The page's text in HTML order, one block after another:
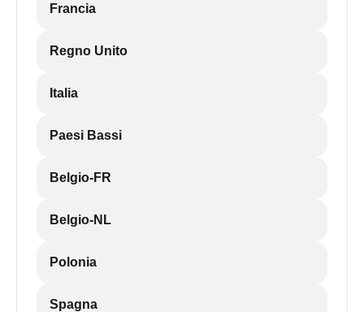
Francia
Regno Unito
Italia
Paesi Bassi
Belgio-FR
Belgio-NL
Polonia
Spagna